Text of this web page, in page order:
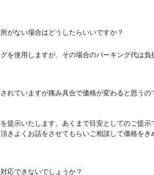
がない場合はどうしたらいいですか？
を使用しますが、その場合のパーキング代は負
れていますが痛み具合で価格が変わると思うの
提示いたします。あくまで目安としてのご提示
きよくお話をさせてもらいご相談して価格をき
応できないでしょうか？